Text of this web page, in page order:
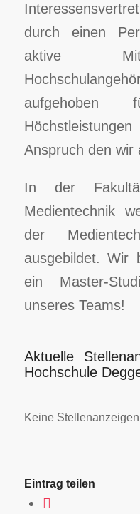
durch einen
aktive
Anspruch den wir
In der
Medientechnik
der
ausgebildet. Wir
ein Master-
unseres Teams!
Aktuelle
Hochschule
Keine
Eintrag teilen